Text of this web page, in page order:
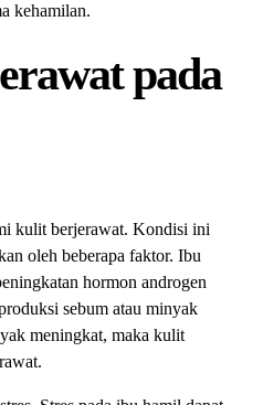
kehamilan.
pada
kulit berjerawat. Kondisi ini
oleh beberapa faktor. Ibu
hormon androgen
sebum atau minyak
meningkat, maka kulit